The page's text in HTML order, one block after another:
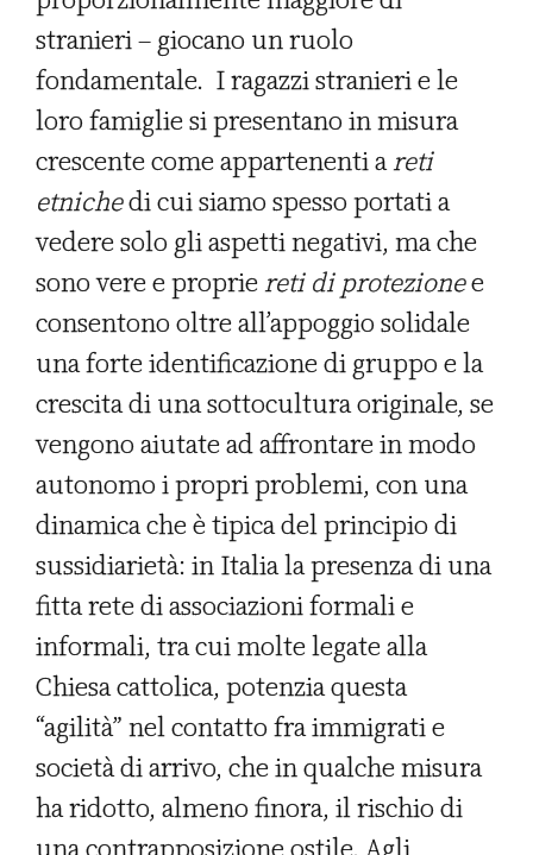
stranieri – giocano un ruolo
fondamentale. I ragazzi stranieri e le
loro famiglie si presentano in misura
crescente come appartenenti areti
etnichedi cui siamo spesso portati a
vedere solo gli aspetti negativi, ma che
sono vere e propriereti di protezionee
consentono oltre all’appoggio solidale
una forte identificazione di gruppo e la
crescita di una sottocultura originale, se
vengono aiutate ad affrontare in modo
autonomo i propri problemi, con una
dinamica che è tipica del principio di
sussidiarietà: in Italia la presenza di una
fitta rete di associazioni formali e
informali, tra cui molte legate alla
Chiesa cattolica, potenzia questa
“agilità” nel contatto fra immigrati e
società di arrivo, che in qualche misura
ha ridotto, almeno finora, il rischio di